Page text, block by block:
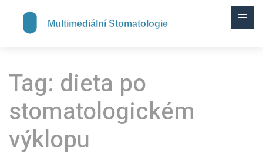
Tag: dieta po
stomatologickém
výklopu